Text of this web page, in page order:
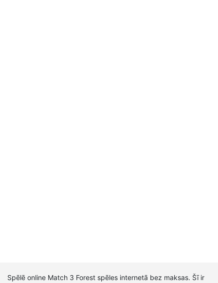
Spēlē online Match 3 Forest spēles internetā bez maksas. Šī ir